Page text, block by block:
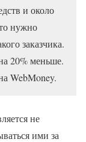
и около
нужно
заказчика.
20% меньше.
WebMoney.
не
ими за